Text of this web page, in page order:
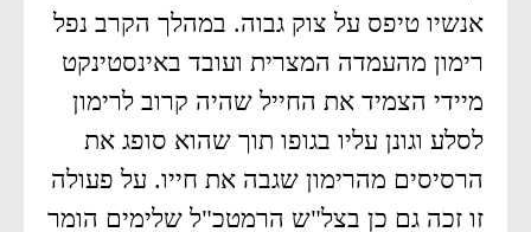
אנשיו טיפס על צוק גבוה. במהלך הקרב נפל
רימון מהעמדה המצרית ועובד באינסטינקט
מיידי הצמיד את החייל שהיה קרוב לרימון
לסלע וגונן עליו בגופו תוך שהוא סופג את
הרסיסים מהרימון שגבה את חייו. על פעולה
זו זכה גם כן בצל"ש הרמטכ"ל שלימים הומר